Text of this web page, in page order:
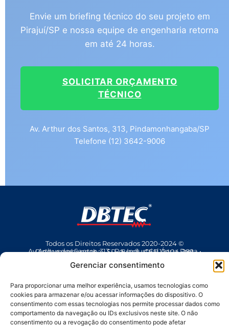
Gerenciar consentimento
Para proporcionar uma melhor experiência, usamos tecnologias como
cookies para armazenar e/ou acessar informações do dispositivo. O
consentimento com essas tecnologias nos permite processar dados como
comportamento da navegação ou IDs exclusivos neste site. O não
consentimento ou a revogação do consentimento pode afetar
Envie um briefing técnico do seu projeto em
Pirajuí/SP e nossa equipe de engenharia retorna
em até 24 horas.
SOLICITAR ORÇAMENTO
TÉCNICO
Av. Arthur dos Santos, 313, Pindamonhangaba/SP
Telefone (12) 3642-9006
Todos os Direitos Reservados 2020-2024 ©
Av Arthur dos Santos, 313 • Pq. Industrial Água Preta • Pindamonhangaba • SP • Brasil • CEP 12404-289